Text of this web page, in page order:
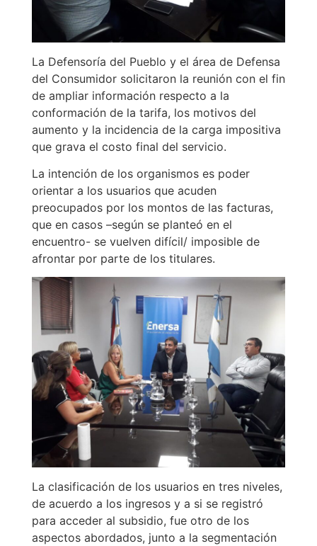
La Defensoría del Pueblo y el área de Defensa
del Consumidor solicitaron la reunión con el fin
de ampliar información respecto a la
conformación de la tarifa, los motivos del
aumento y la incidencia de la carga impositiva
que grava el costo final del servicio.
La intención de los organismos es poder
orientar a los usuarios que acuden
preocupados por los montos de las facturas,
que en casos –según se planteó en el
encuentro- se vuelven difícil/ imposible de
afrontar por parte de los titulares.
La clasificación de los usuarios en tres niveles,
de acuerdo a los ingresos y a si se registró
para acceder al subsidio, fue otro de los
aspectos abordados, junto a la segmentación